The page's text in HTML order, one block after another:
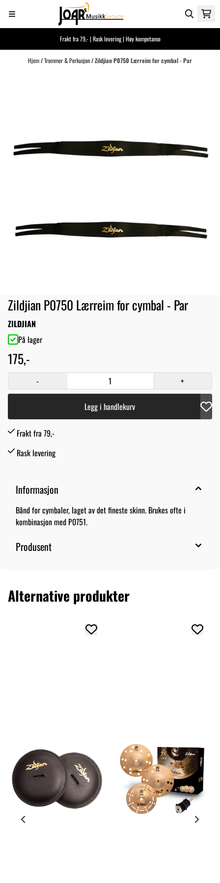
Hopp til innhold
Frakt fra 79,- | Rask levering | Høy kompetanse
Hjem/Trommer & Perkusjon/Zildjian P0750 Lærreim for cymbal - Par
Zildjian P0750 Lærreim for cymbal - Par
ZILDJIAN
På lager
175,-
- +
Legg i handlekurv
Frakt fra 79,-
Rask levering
Informasjon
Bånd for cymbaler, laget av det fineste skinn. Brukes ofte i
kombinasjon med P0751.
Produsent
Alternative produkter